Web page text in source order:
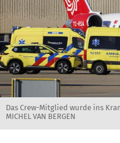
Das Crew-Mitglied wurde ins
MICHEL VAN BERGEN